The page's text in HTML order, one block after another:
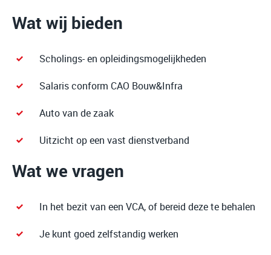
Wat wij bieden
Scholings- en opleidingsmogelijkheden
Salaris conform CAO Bouw&Infra
Auto van de zaak
Uitzicht op een vast dienstverband
Wat we vragen
In het bezit van een VCA, of bereid deze te behalen
Je kunt goed zelfstandig werken